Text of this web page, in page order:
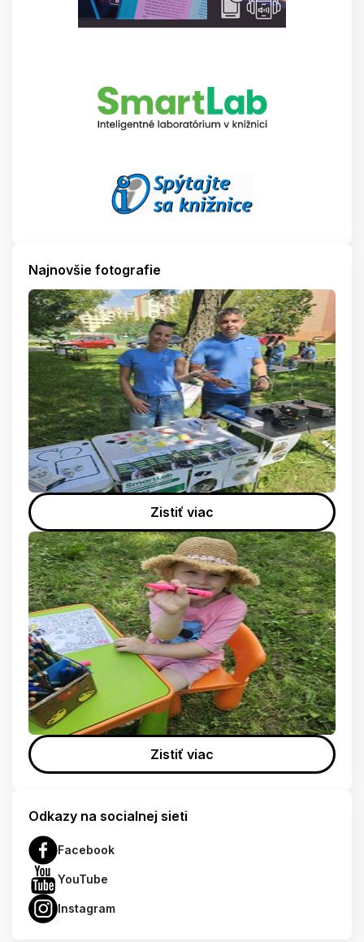
Najnovšie fotografie
Zistiť viac
Zistiť viac
Odkazy na socialnej sieti
Facebook
YouTube
Instagram